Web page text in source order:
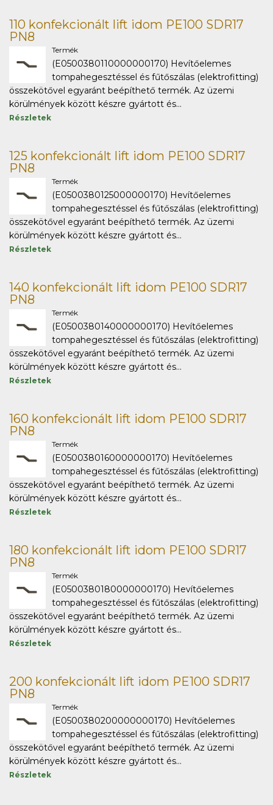
110 konfekcionált lift idom PE100 SDR17
PN8
Termék
(E0500380110000000170) Hevítőelemes
tompahegesztéssel és fűtőszálas (elektrofitting)
összekötővel egyaránt beépíthető termék. Az üzemi
körülmények között készre gyártott és...
Részletek
125 konfekcionált lift idom PE100 SDR17
PN8
Termék
(E0500380125000000170) Hevítőelemes
tompahegesztéssel és fűtőszálas (elektrofitting)
összekötővel egyaránt beépíthető termék. Az üzemi
körülmények között készre gyártott és...
Részletek
140 konfekcionált lift idom PE100 SDR17
PN8
Termék
(E0500380140000000170) Hevítőelemes
tompahegesztéssel és fűtőszálas (elektrofitting)
összekötővel egyaránt beépíthető termék. Az üzemi
körülmények között készre gyártott és...
Részletek
160 konfekcionált lift idom PE100 SDR17
PN8
Termék
(E0500380160000000170) Hevítőelemes
tompahegesztéssel és fűtőszálas (elektrofitting)
összekötővel egyaránt beépíthető termék. Az üzemi
körülmények között készre gyártott és...
Részletek
180 konfekcionált lift idom PE100 SDR17
PN8
Termék
(E0500380180000000170) Hevítőelemes
tompahegesztéssel és fűtőszálas (elektrofitting)
összekötővel egyaránt beépíthető termék. Az üzemi
körülmények között készre gyártott és...
Részletek
200 konfekcionált lift idom PE100 SDR17
PN8
Termék
(E0500380200000000170) Hevítőelemes
tompahegesztéssel és fűtőszálas (elektrofitting)
összekötővel egyaránt beépíthető termék. Az üzemi
körülmények között készre gyártott és...
Részletek